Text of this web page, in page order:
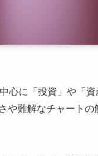
心に「投資」や「
や難解なチャート